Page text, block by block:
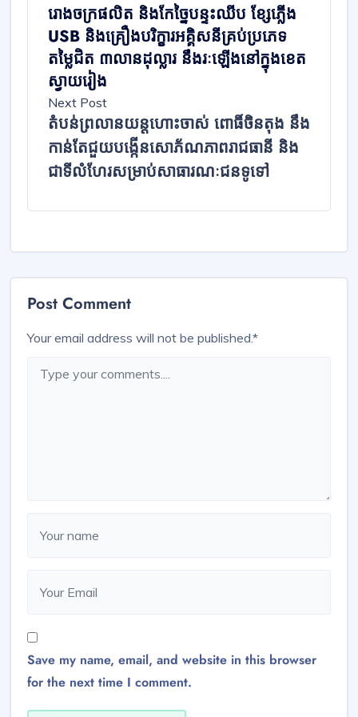
រោងចក្រផលិត និងកែច្នៃបន្ទះឈីប ខ្សែភ្លើង
USB និងគ្រឿងបរិក្ខារអគ្គិសនីគ្រប់ប្រភេទ
តម្លៃជិត ៣លានដុល្លារ នឹងរៈឡើងនៅក្នុងខេត
ស្វាយរៀង
Next Post
តំបន់ព្រលានយន្ដហោះចាស់ ពោធិ៍ចិនតុង នឹង
កាន់តែជួយបង្កើនសោភ័ណភាពរាជធានី និង
ជាទីលំហែរសម្រាប់សាធារណៈជនទូទៅ
Post Comment
Your email address will not be published.*
Save my name, email, and website in this browser
for the next time I comment.